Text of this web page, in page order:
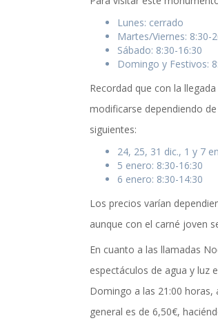
Lunes: cerrado
Martes/Viernes: 8:30-
Sábado: 8:30-16:30
Domingo y Festivos:
Recordad que con la
modificarse dependiendo
siguientes:
24, 25, 31 dic., 1 y 7
5 enero: 8:30-16:30
6 enero: 8:30-14:30
Los precios varían
aunque con el carné joven
En cuanto a las llamadas
espectáculos de agua y luz
Domingo a las 21:00 horas,
general es de 6,50€,